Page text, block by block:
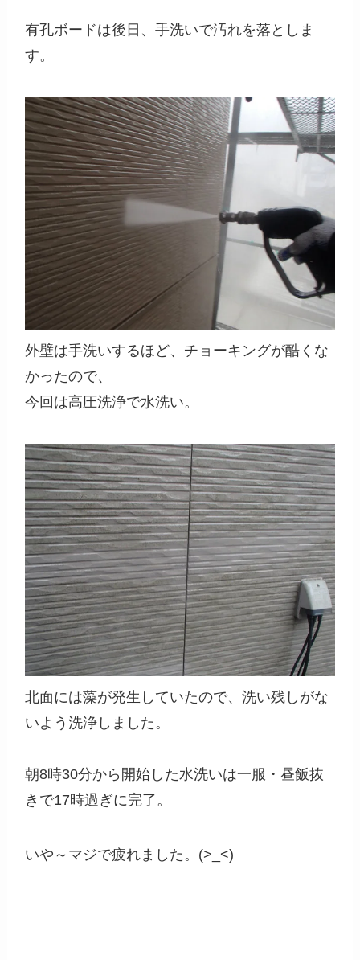
有孔ボードは後日、手洗いで汚れを落としま
す。
外壁は手洗いするほど、チョーキングが酷くな
かったので、
今回は高圧洗浄で水洗い。
北面には藻が発生していたので、洗い残しがな
いよう洗浄しました。
朝8時30分から開始した水洗いは一服・昼飯抜
きで17時過ぎに完了。
いや～マジで疲れました。(>_<)